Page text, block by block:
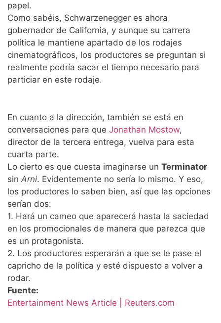
papel.
Como sabéis, Schwarzenegger es ahora
gobernador de California, y aunque su carrera
política le mantiene apartado de los rodajes
cinematográficos, los productores se preguntan si
realmente podría sacar el tiempo necesario para
particiar en este rodaje.
En cuanto a la dirección, también se está en
conversaciones para que Jonathan Mostow,
director de la tercera entrega, vuelva para esta
cuarta parte.
Lo cierto es que cuesta imaginarse un Terminator
sin Arni. Evidentemente no sería lo mismo. Y eso,
los productores lo saben bien, así que las opciones
serían dos:
1. Hará un cameo que aparecerá hasta la saciedad
en los promocionales de manera que parezca que
es un protagonista.
2. Los productores esperarán a que se le pase el
capricho de la política y esté dispuesto a volver a
rodar.
Fuente:
Entertainment News Article | Reuters.com